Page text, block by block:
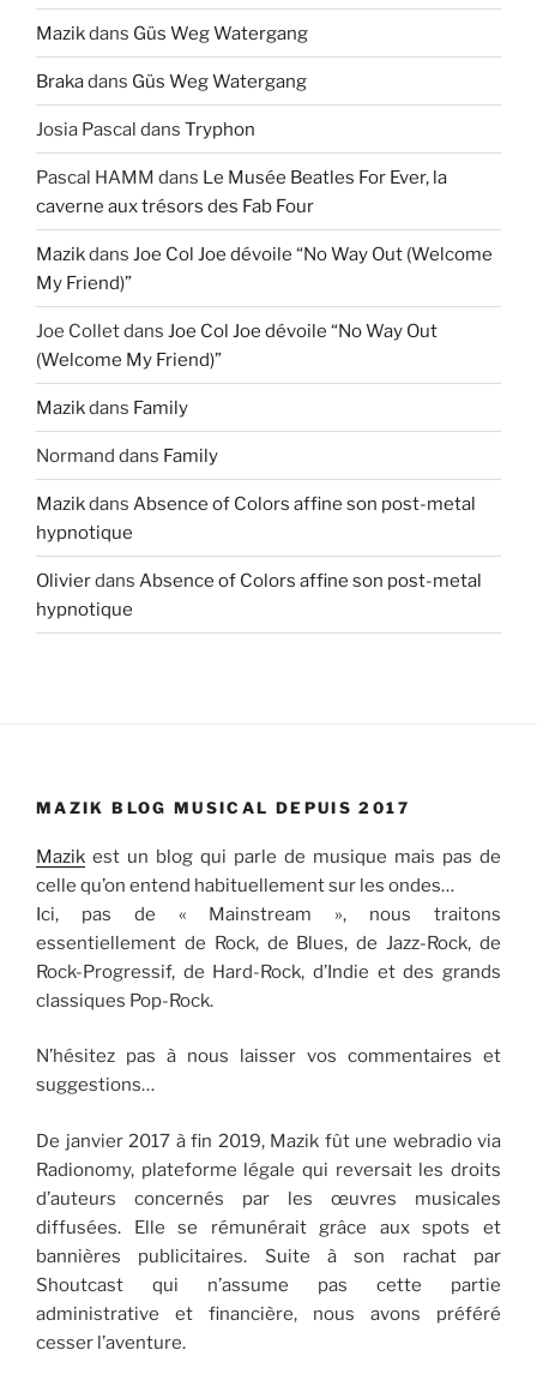
Mazikdans Güs Weg Watergang
Brakadans Güs Weg Watergang
Josia Pascal dans Tryphon
Pascal HAMM dans Le Musée Beatles For Ever, la
caverne aux trésors des Fab Four
Mazikdans Joe Col Joe dévoile “No Way Out (Welcome
My Friend)”
Joe Colletdans Joe Col Joe dévoile “No Way Out
(Welcome My Friend)”
Mazikdans Family
Normand dans Family
Mazikdans Absence of Colors affine son post-metal
hypnotique
Olivierdans Absence of Colors affine son post-metal
hypnotique
MAZIK BLOG MUSICAL DEPUIS 2017
Mazik est un blog qui parle de musique mais pas de
celle qu’on entend habituellement sur les ondes…
Ici, pas de « Mainstream », nous traitons
essentiellement de Rock, de Blues, de Jazz-Rock, de
Rock-Progressif, de Hard-Rock, d’Indie et des grands
classiques Pop-Rock.
N’hésitez pas à nous laisser vos commentaires et
suggestions…
De janvier 2017 à fin 2019, Mazik fût une webradio via
Radionomy, plateforme légale qui reversait les droits
d’auteurs concernés par les œuvres musicales
diffusées. Elle se rémunérait grâce aux spots et
bannières publicitaires. Suite à son rachat par
Shoutcast qui n’assume pas cette partie
administrative et financière, nous avons préféré
cesser l’aventure.